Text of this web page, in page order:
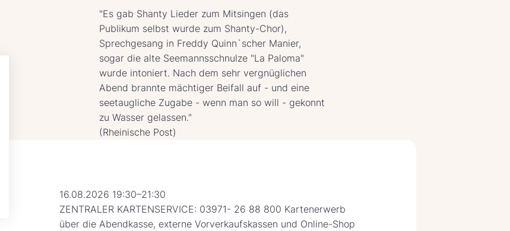
"Es gab Shanty Lieder zum Mitsingen (das
Publikum selbst wurde zum Shanty-Chor),
Sprechgesang in Freddy Quinn`scher Manier,
sogar die alte Seemannsschnulze "La Paloma"
wurde intoniert. Nach dem sehr vergnüglichen
Abend brannte mächtiger Beifall auf - und eine
seetaugliche Zugabe - wenn man so will - gekonnt
zu Wasser gelassen."
(Rheinische Post)
16.08.2026 19:30–21:30
ZENTRALER KARTENSERVICE: 03971- 26 88 800 Kartenerwerb
über die Abendkasse, externe Vorverkaufskassen und Online-Shop